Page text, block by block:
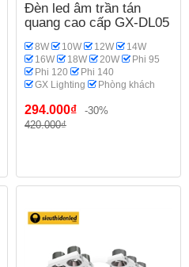
Đèn led âm trần tán
quang cao cấp GX-DL05
8W 10W 12W
14W
16W
18W 20W
Phi 95
Phi 120
Phi 140
GX Lighting
Phòng khách
294.000₫
-30%
420.000₫